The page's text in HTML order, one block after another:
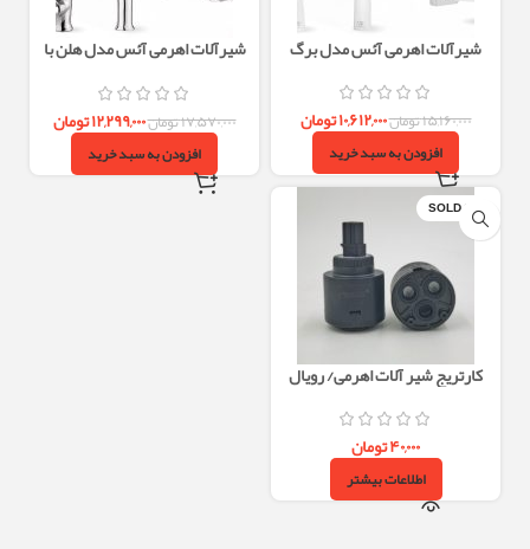
شیرآلات اهرمی آئس مدل برگ
۱۵,۱۶۰,۰۰۰تومان۱۰,۶۱۲,۰۰۰تومان
افزودن به سبد خرید
شیرآلات اهرمی آئس مدل هلن با
۱۷,۵۷۰,۰۰۰تومان۱۲,۲۹۹,۰۰۰تومان
افزودن به سبد خرید
SOLD OUT
کارتریج شیر آلات اهرمی/ رویال
۴۰,۰۰۰تومان
اطلاعات بیشتر